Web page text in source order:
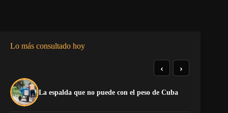
Lo más consultado hoy
La espalda que no puede con el peso de Cuba
‹ ›